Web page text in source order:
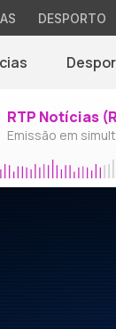
DESPORTO
RTP Notícias
Emissão em